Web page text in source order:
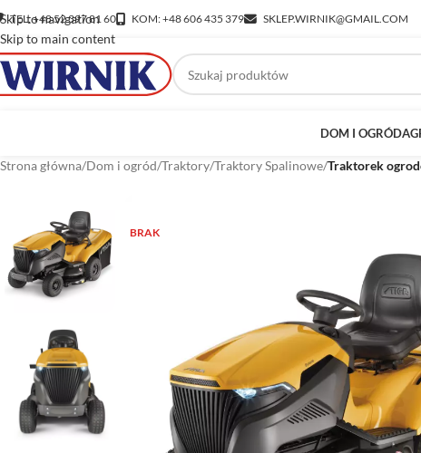
Skip to navigation
Skip to main content
TEL: +48 52 397 81 60 KOM: +48 606 435 379 SKLEP.WIRNIK@GMAIL.COM
DOM I OGRÓD
Strona główna/Dom i ogród/Traktory/Traktory Spalinowe/Traktorek
BRAK